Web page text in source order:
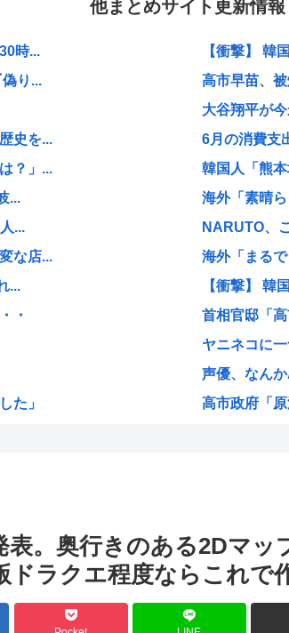
他まとめサイト更新情報
時...
り...
史を...
？」...
...
...
な店...
...
・
た」
うが...
【衝撃】 韓
高市早苗、
大谷翔平が
6月の消費支
韓国人「熊
海外「素晴
NARUTO、
海外「まる
【衝撃】 韓
首相官邸「
ヤニネコに
声優、なん
高市政府「
大谷翔平が
海外「W杯
例のダンスア
高市早苗の
ワイ小学生
。奥行きのある2Dマッ
ドラクエ程度ならこれで